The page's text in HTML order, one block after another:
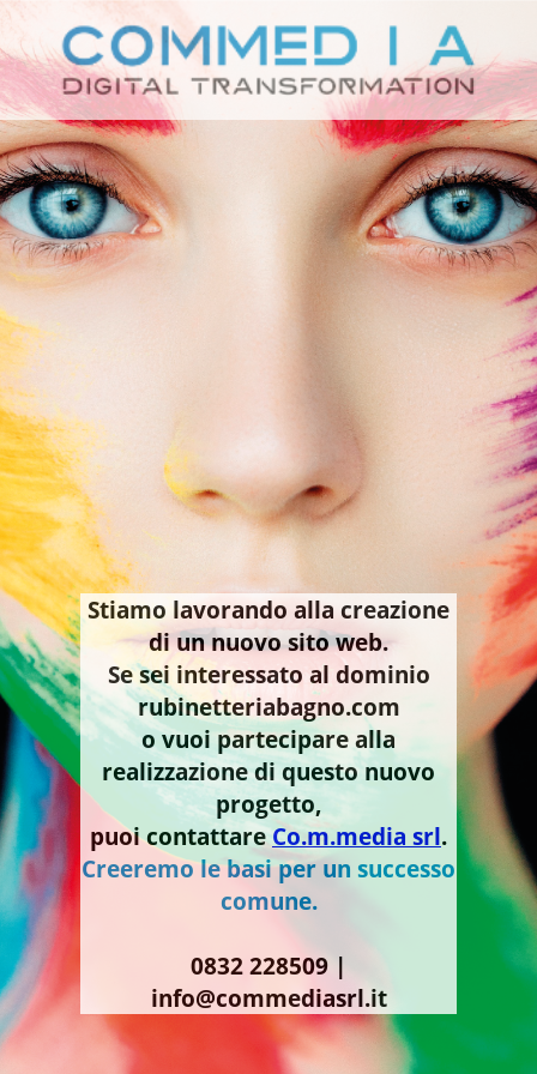
Stiamo lavorando alla creazione
di un nuovo sito web.
Se sei interessato al dominio
rubinetteriabagno.com
o vuoi partecipare alla
realizzazione di questo nuovo
progetto,
puoi contattareCo.m.media srl.
Creeremo le basi per un successo
comune.
0832 228509 |
info@commediasrl.it